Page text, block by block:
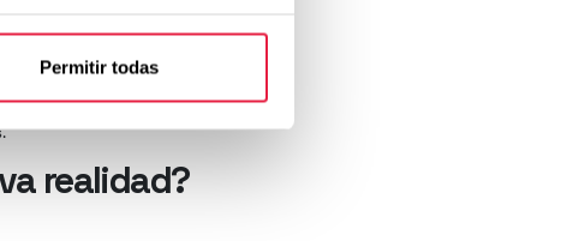
Permitir todas
realidad?